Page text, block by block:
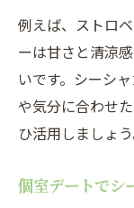
例えば、ストロ
ーは甘さと清涼
いです。シーシ
や気分に合わせ
ひ活用しましょう
個室デートでシ